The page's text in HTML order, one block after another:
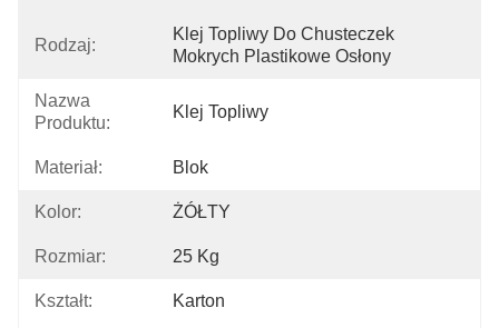
Rodzaj:
Klej Topliwy Do Chusteczek
Mokrych Plastikowe Osłony
Nazwa
Produktu:
Klej Topliwy
Materiał: Blok
Kolor: ŻÓŁTY
Rozmiar: 25 Kg
Kształt: Karton